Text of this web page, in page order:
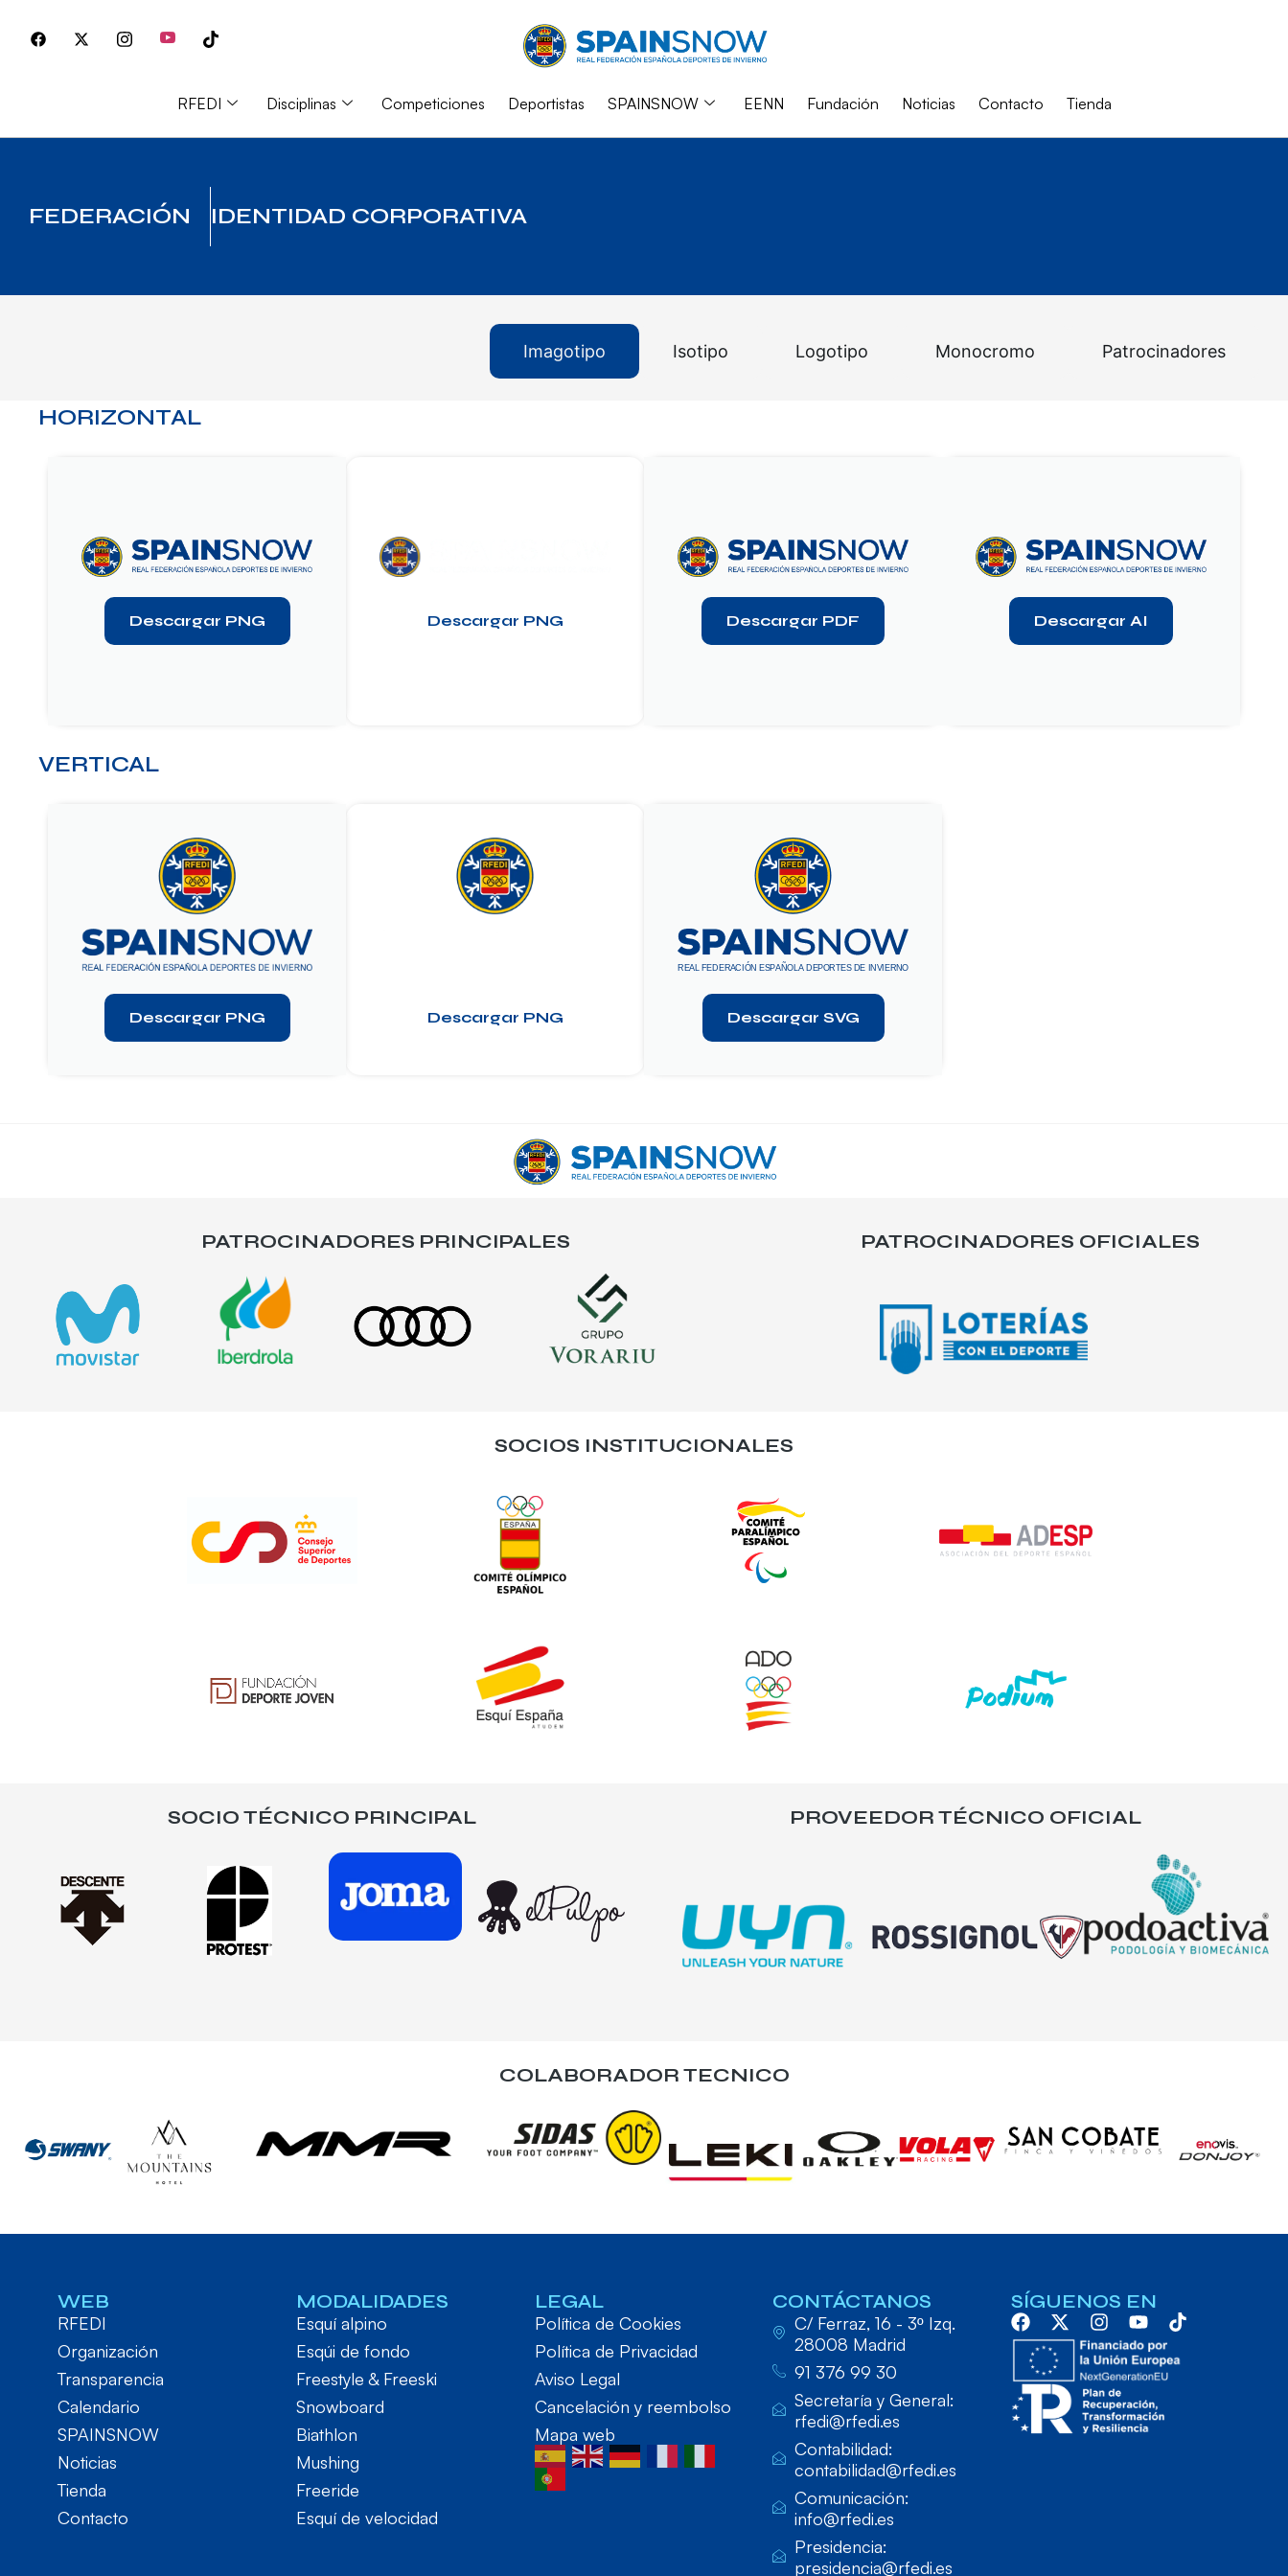
RFEDI Disciplinas Competiciones Deportistas SPAINSNOW EENN Fundación Noticias Contacto Tienda
FEDERACIÓN IDENTIDAD CORPORATIVA
Imagotipo Isotipo Logotipo Monocromo Patrocinadores
HORIZONTAL
Descargar PNG Descargar PNG Descargar PDF Descargar AI
VERTICAL
Descargar PNG Descargar PNG Descargar SVG
PATROCINADORES PRINCIPALES PATROCINADORES OFICIALES
SOCIOS INSTITUCIONALES
SOCIO TÉCNICO PRINCIPAL PROVEEDOR TÉCNICO OFICIAL
COLABORADOR TECNICO
WEB
RFEDI
Organización
Transparencia
Calendario
SPAINSNOW
Noticias
Tienda
Contacto
MODALIDADES
Esquí alpino
Esqúi de fondo
Freestyle & Freeski
Snowboard
Biathlon
Mushing
Freeride
Esquí de velocidad
LEGAL
Política de Cookies
Política de Privacidad
Aviso Legal
Cancelación y reembolso
Mapa web
CONTÁCTANOS
C/ Ferraz, 16 - 3º Izq.
28008 Madrid
91 376 99 30
Secretaría y General:
rfedi@rfedi.es
Contabilidad:
contabilidad@rfedi.es
Comunicación:
info@rfedi.es
Presidencia:
presidencia@rfedi.es
SÍGUENOS EN